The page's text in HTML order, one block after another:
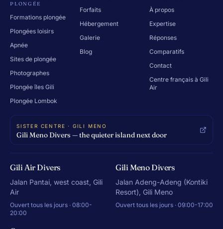
PLONGÉE
Formations plongée
Plongées loisirs
Apnée
Sites de plongée
Photographes
Plongée îles Gili
Plongée Lombok
Forfaits
Hébergement
Galerie
Blog
À propos
Expertise
Réponses
Comparatifs
Contact
Centre français à Gili
Air
SISTER CENTRE · GILI MENO
Gili Meno Divers — the quieter island next door
Gili Air Divers
Jalan Pantai, west coast, Gili
Air
Ouvert tous les jours · 08:00-
20:00
Gili Meno Divers
Jalan Adeng-Adeng (Kontiki
Resort), Gili Meno
Ouvert tous les jours · 09:00-17:00